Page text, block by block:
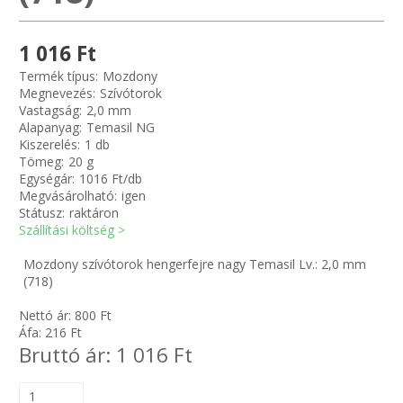
SIMÍTÓZÁRAS TASAK
KÖTÖZŐK-JELÖLŐK-IRATTARTÓK
TÖMLŐBILINCS
LEÉRTÉKELT-MARADÉK ANYAGOK
1 016 Ft
Termék típus: Mozdony
Megnevezés: Szívótorok
Vastagság: 2,0 mm
Alapanyag: Temasil NG
Kiszerelés: 1 db
Tömeg: 20 g
Egységár: 1016 Ft/db
Megvásárolható: igen
Státusz: raktáron
Szállítási költség >
Mozdony szívótorok hengerfejre nagy Temasil Lv.: 2,0 mm
(718)
Nettó ár: 800 Ft
Áfa: 216 Ft
Bruttó ár: 1 016 Ft